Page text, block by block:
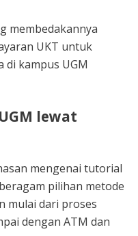
membedakannya
UKT untuk
di kampus UGM
lewat
mengenai tutorial
pilihan metode
mulai dari proses
dengan ATM dan